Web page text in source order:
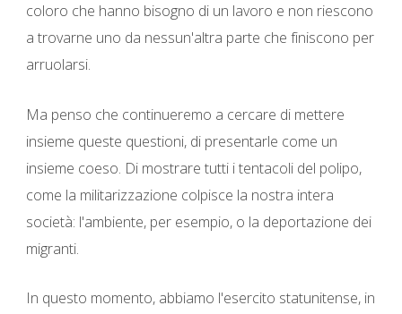
coloro che hanno bisogno di un lavoro e non riescono
a trovarne uno da nessun'altra parte che finiscono per
arruolarsi.
Ma penso che continueremo a cercare di mettere
insieme queste questioni, di presentarle come un
insieme coeso. Di mostrare tutti i tentacoli del polipo,
come la militarizzazione colpisce la nostra intera
società: l'ambiente, per esempio, o la deportazione dei
migranti.
In questo momento, abbiamo l'esercito statunitense, in